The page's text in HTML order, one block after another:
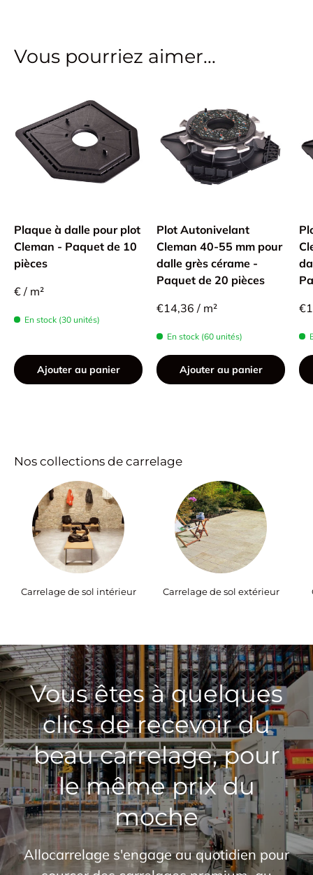
Vous pourriez aimer...
Plaque à dalle pour plot
Cleman - Paquet de 10
pièces
€ / m²
En stock (30 unités)
Ajouter au panier
Plot Autonivelant
Cleman 40-55 mm pour
dalle grès cérame -
Paquet de 20 pièces
€14,36 / m²
En stock (60 unités)
Ajouter au panier
Nos collections de carrelage
Carrelage de sol intérieur Carrelage de sol extérieur
Vous êtes à quelques
clics de recevoir du
beau carrelage, pour
le même prix du
moche
Allocarrelage s'engage au quotidien pour